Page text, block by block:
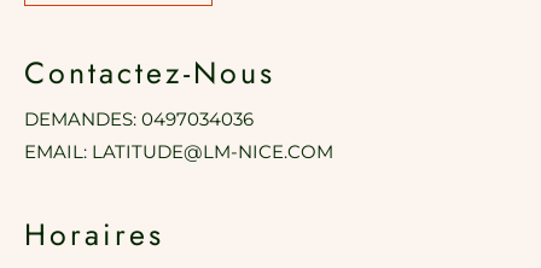
Contactez-Nous
DEMANDES: 0497034036
EMAIL: LATITUDE@LM-NICE.COM
Horaires